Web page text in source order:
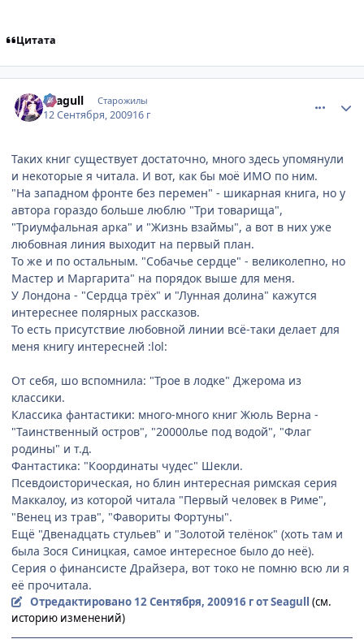
Цитата
Seagull Старожилы
12 Сентября, 200916 г
Таких книг существует достаточно, много здесь упомянули
и некоторые я читала. И вот, как бы моё ИМО по ним.
"На западном фронте без перемен" - шикарная книга, но у
автора гораздо больше люблю "Три товарища",
"Триумфальная арка" и "Жизнь взаймы", а вот в них уже
любовная линия выходит на первый план.
То же и по остальным. "Собачье сердце" - великолепно, но
Мастер и Маргарита" на порядок выше для меня.
У Лондона - "Сердца трёх" и "Лунная долина" кажутся
интереснее полярных рассказов.
То есть присутствие любовной линии всё-таки делает для
меня книгу интересней :lol:
От себя, шо вспомнила: "Трое в лодке" Джерома из
классики.
Классика фантастики: много-много книг Жюль Верна -
"Таинственный остров", "20000лье под водой", "Флаг
родины" и т.д.
Фантастика: "Координаты чудес" Шекли.
Псевдоисторическая, но блин интересная римская серия
Маккалоу, из которой читала "Первый человек в Риме",
"Венец из трав", "Фавориты Фортуны".
Ещё "Двенадцать стульев" и "Золотой телёнок" (хоть там и
была Зося Синицкая, самое интересное было до неё).
Серия о финансисте Драйзера, вот токо не помню всю ли я
её прочитала.
Отредактировано 12 Сентября, 200916 гот Seagull (см.
историю изменений)